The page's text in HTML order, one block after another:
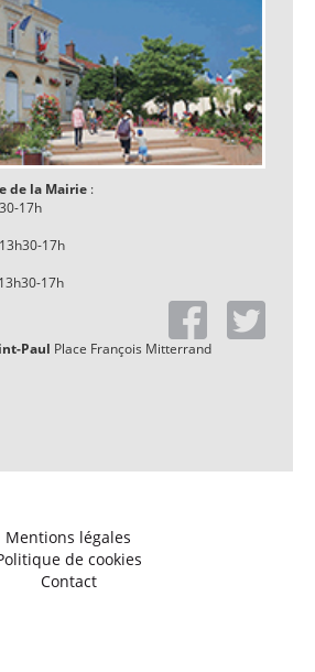
de la Mairie :
17h
17h
17h
Paul Place François Mitterrand
Mentions légales
de cookies
Contact